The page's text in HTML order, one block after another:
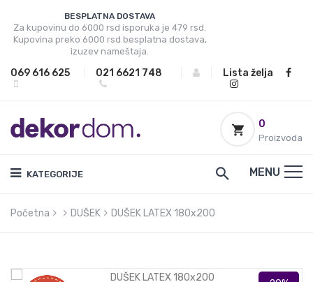
BESPLATNA DOSTAVA
Za kupovinu do 6000 rsd isporuka je 479 rsd.
Kupovina preko 6000 rsd besplatna dostava,
izuzev nameštaja.
069 616 625 021 6621 748 Lista želja
0
Proizvoda
KATEGORIJE MENU
Početna DUŠEK DUŠEK LATEX 180x200